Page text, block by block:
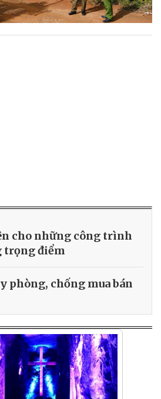
cho những công trình
trọng điểm
phòng, chống mua bán